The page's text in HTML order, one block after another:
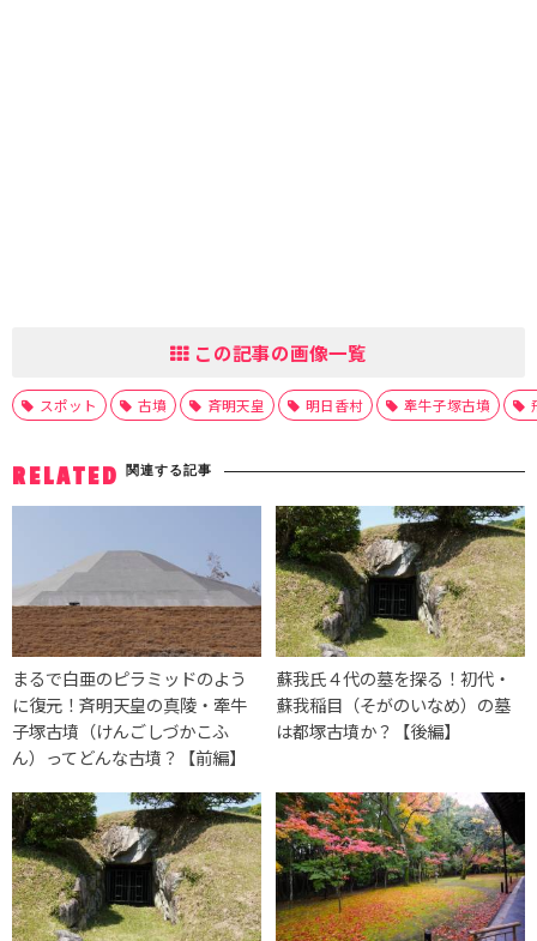
この記事の画像一覧
スポット 古墳 斉明天皇 明日香村 牽牛子塚古墳
RELATED 関連する記事
まるで白亜のピラミッドのよう
に復元！斉明天皇の真陵・牽牛
子塚古墳（けんごしづかこふ
ん）ってどんな古墳？【前編】
蘇我氏４代の墓を探る！初代・
蘇我稲目（そがのいなめ）の墓
は都塚古墳か？【後編】